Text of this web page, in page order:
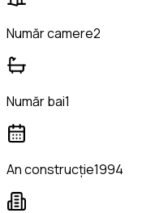
Număr camere2
Număr bai1
An construcție1994